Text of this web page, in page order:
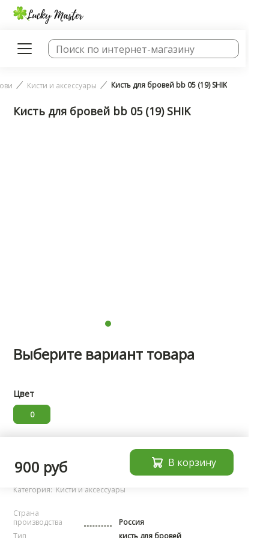
Кисти и аксессуары Кисть для бровей bb 05 (19) SHIK
Кисть для бровей bb 05 (19) SHIK
Выберите вариант товара
Цвет
0
Бренд:
noName
Категория: Кисти и аксессуары
Страна
производства
Россия
Тип
кисть для бровей
900 руб В корзину